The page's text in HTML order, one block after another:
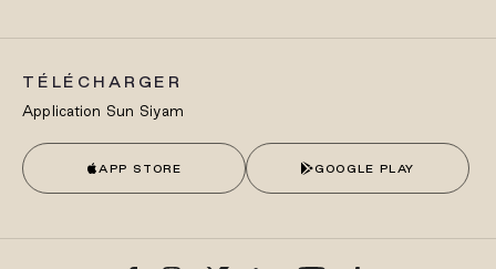
TÉLÉCHARGER
Application Sun Siyam
APP STORE GOOGLE PLAY